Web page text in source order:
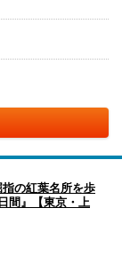
の紅葉名所を歩
』【東京・上